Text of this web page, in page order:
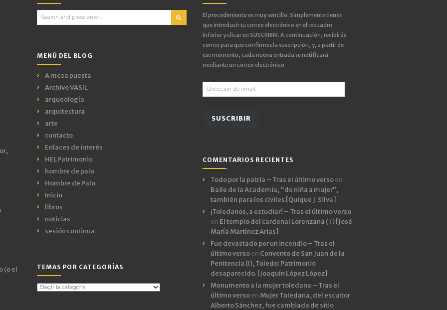
(o el
Search
for:
MENÚ DEL BLOG
A mesa puesta
Archivo VASIL
arqueología
arquitectura
arte
contacto
Enlaces de interés
HELPatrimonio
hombre de palo
Hombre de Palo
Inicio
libros
noticias
sesión continua
TEMAS POR CATEGORÍAS
Temas
El procedimiento es muy sencillo. Simplemente tienes
que introducir tu correo electrónico en el recuadro
inferior y clicar en SUSCRIBIR. A continuación, recibirás
correo para que confirmes la suscripción, y, a partir de
ese momento, cada nueva entrada se notificará
mediante un correo electrónico.
Dirección
de
SUSCRIBIR
COMENTARIOS RECIENTES
Todo por la patria – Tras el último versoen
Baile de la Academia, “de niña a mujer”,
también para los civiles [Quique J. Silva]
¡Toledanos, a estudiar! – Tras el último verso
en El templo del cardenal Lorenzana ( I ) [José
María Martínez Arias]
Fue devastado por un incendio – Tras el
último versoen Convento de San Juan de la
Penitencia (I), Toledo: Patrimonio
desaparecido. [Joaquín López López]
Monumento a la mujer toledana – Tras el
último versoen Mujer Toledana, del escultor
Alberto Sánchez, fue cambiada de sitio